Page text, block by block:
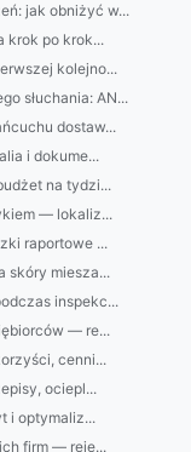
jak obniżyć w...
krok po krok...
kolejno...
słuchania: AN...
dostaw...
i dokume...
na tydzi...
— lokaliz...
raportowe ...
skóry miesza...
inspekc...
— re...
cenni...
ociepl...
i optymaliz...
firm — reje...